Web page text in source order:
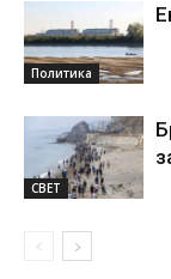
Политика
СВЕТ